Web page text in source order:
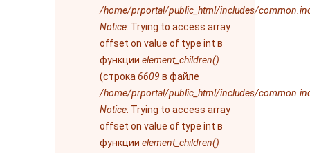
/home/prportal/public_html/includes/
Notice: Trying to access array
offset on value of type int в
функции element_children()
(строка 6609 в файле
/home/prportal/public_html/includes/
Notice: Trying to access array
offset on value of type int в
функции element_children()